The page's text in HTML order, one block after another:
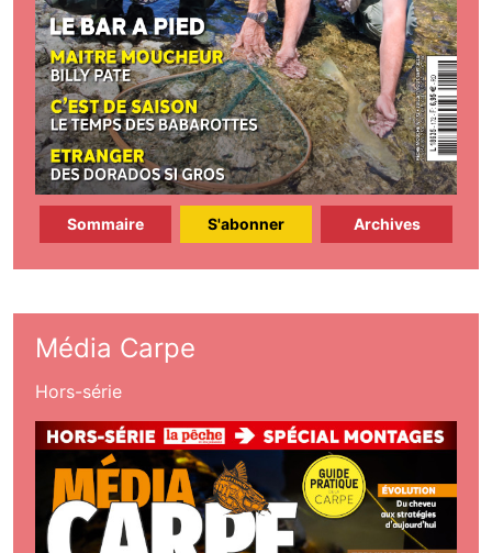
Sommaire S'abonner Archives
Média Carpe
Hors-série